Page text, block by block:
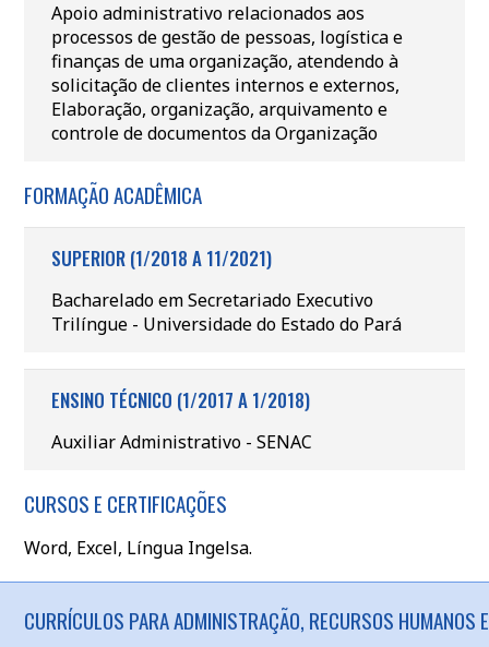
Apoio administrativo relacionados aos
processos de gestão de pessoas, logística e
finanças de uma organização, atendendo à
solicitação de clientes internos e externos,
Elaboração, organização, arquivamento e
controle de documentos da Organização
FORMAÇÃO ACADÊMICA
SUPERIOR (1/2018 A 11/2021)
Bacharelado em Secretariado Executivo
Trilíngue - Universidade do Estado do Pará
ENSINO TÉCNICO (1/2017 A 1/2018)
Auxiliar Administrativo - SENAC
CURSOS E CERTIFICAÇÕES
Word, Excel, Língua Ingelsa.
CURRÍCULOS PARA ADMINISTRAÇÃO, RECURSOS HUMANOS